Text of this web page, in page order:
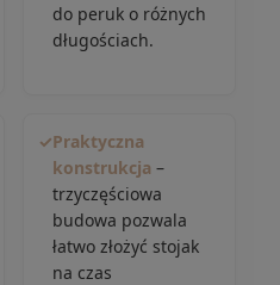
do peruk o różnych
długościach.
✓Praktyczna
konstrukcja –
trzyczęściowa
budowa pozwala
łatwo złożyć stojak
na czas